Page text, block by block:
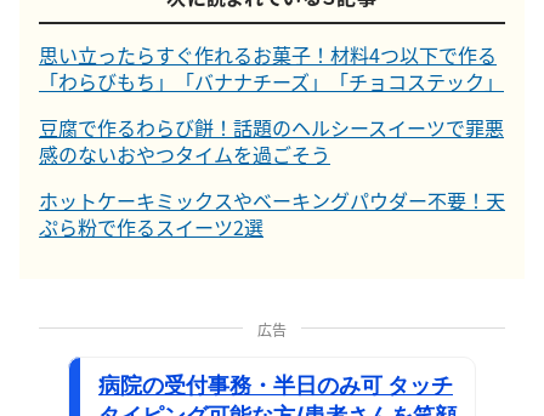
思い立ったらすぐ作れるお菓子！材料4つ以下で作る
「わらびもち」「バナナチーズ」「チョコステック」
豆腐で作るわらび餅！話題のヘルシースイーツで罪悪
感のないおやつタイムを過ごそう
ホットケーキミックスやベーキングパウダー不要！天
ぷら粉で作るスイーツ2選
広告
病院の受付事務・半日のみ可 タッチ